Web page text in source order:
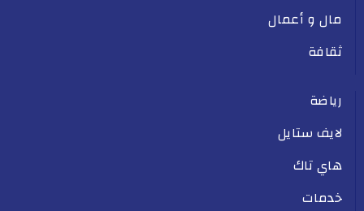
مال و أعمال
ثقافة
رياضة
لايف ستايل
هاي تاك
خدمات